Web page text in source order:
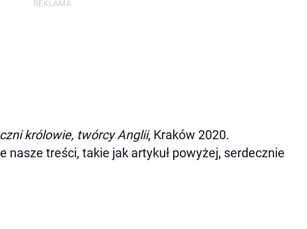
królowie, twórcy Anglii, Kraków 2020.
nasze treści, takie jak artykuł powyżej, serdecznie